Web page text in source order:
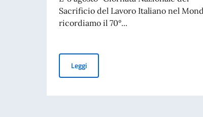
Sacrificio del Lavoro Italiano nel
ricordiamo il 70°...
LeggiMessaggio del Vice Presidente del